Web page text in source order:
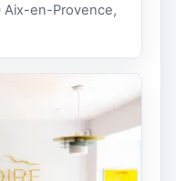
Aix-en-Provence,